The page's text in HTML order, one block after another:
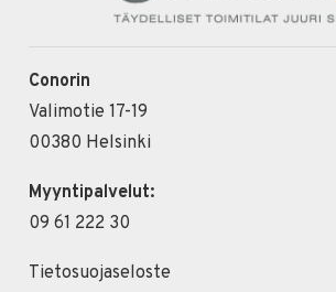
Conorin
Valimotie 17-19
00380 Helsinki
Myyntipalvelut:
09 61 222 30
Tietosuojaseloste